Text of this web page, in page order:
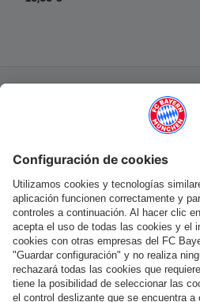
Más categorías
Síguenos